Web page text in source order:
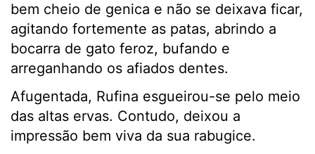
bem cheio de genica e não se deixava ficar,
agitando fortemente as patas, abrindo a
bocarra de gato feroz, bufando e
arreganhando os afiados dentes.
Afugentada, Rufina esgueirou-se pelo meio
das altas ervas. Contudo, deixou a
impressão bem viva da sua rabugice.